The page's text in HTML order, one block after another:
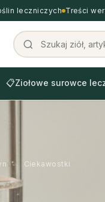
leczniczych Treści
📋Ziołowe surowce
› Ciekawostki